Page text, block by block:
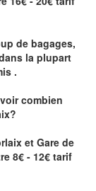
de bagages,
la plupart
.
combien
et Gare de
8€ - 12€ tarif